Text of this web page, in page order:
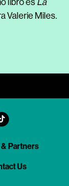
libro es La
Valerie Miles.
Partners
Us